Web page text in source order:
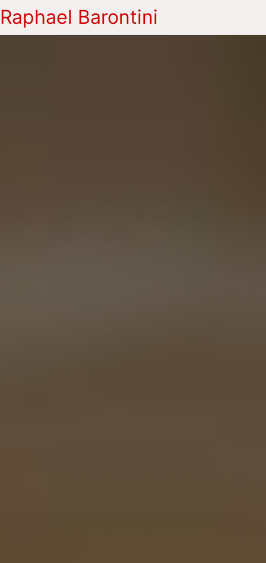
Raphael Barontini